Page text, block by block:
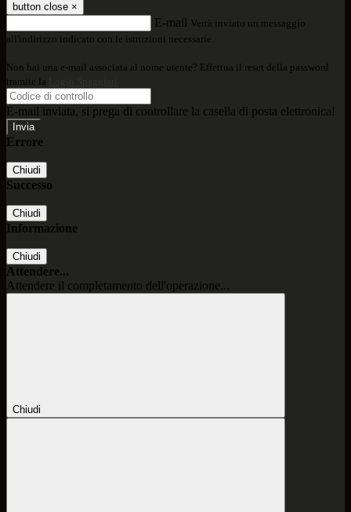
button close ×
E-mail Verrà inviato un messaggio
all'indirizzo indicato con le istruzioni necessarie.
Non hai una e-mail associata al nome utente? Effettua il reset della password
tramite la
E-mail inviata, si prega di controllare la casella di posta elettronica!
Errore
Chiudi
Successo
Chiudi
Informazione
Chiudi
Attendere...
Attendere il completamento dell'operazione...
Chiudi